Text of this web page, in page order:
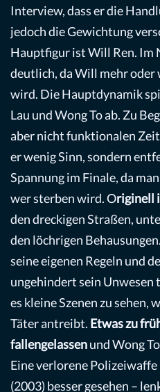
Interview, dass er die
jedoch die Gewichtung
Hauptfigur ist Will Ren. Im
deutlich, da Will mehr oder
wird. Die Hauptdynamik
Lau und Wong To ab. Zu
aber nicht funktionalen
er wenig Sinn, sondern
Spannung im Finale, da
wer sterben wird. Originell
den dreckigen Straßen,
den löchrigen
seine eigenen Regeln und
ungehindert sein
es kleine Szenen zu sehen,
Täter antreibt. Etwas zu
fallengelassenund Wong
Eine verlorene Polizeiwaffe
(2003) besser gesehen –